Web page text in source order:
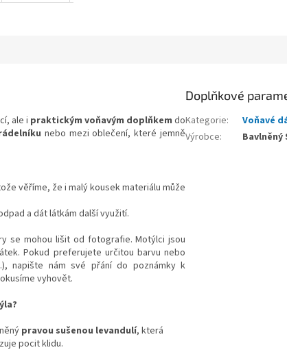
ale i praktickým voňavým doplňkem do
nebo mezi oblečení, které jemně
věříme, že i malý kousek materiálu může
a dát látkám další využití.
se mohou lišit od fotografie. Motýlci jsou
Pokud preferujete určitou barvu nebo
napište nám své přání do poznámky k
vyhovět.
pravou sušenou levandulí, která
pocit klidu.
Doplňkové
Kategorie:
Voňavé
Výrobce: Bavlněný